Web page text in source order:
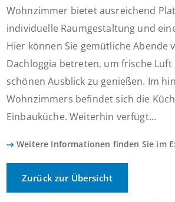
Wohnzimmer bietet ausreichend
individuelle Raumgestaltung und
Hier können Sie gemütliche Abende
Dachloggia betreten, um frische Luft
schönen Ausblick zu genießen. Im
Wohnzimmers befindet sich die
Einbauküche. Weiterhin verfügt...
Weitere Informationen finden Sie im
Zurück zur Übersicht